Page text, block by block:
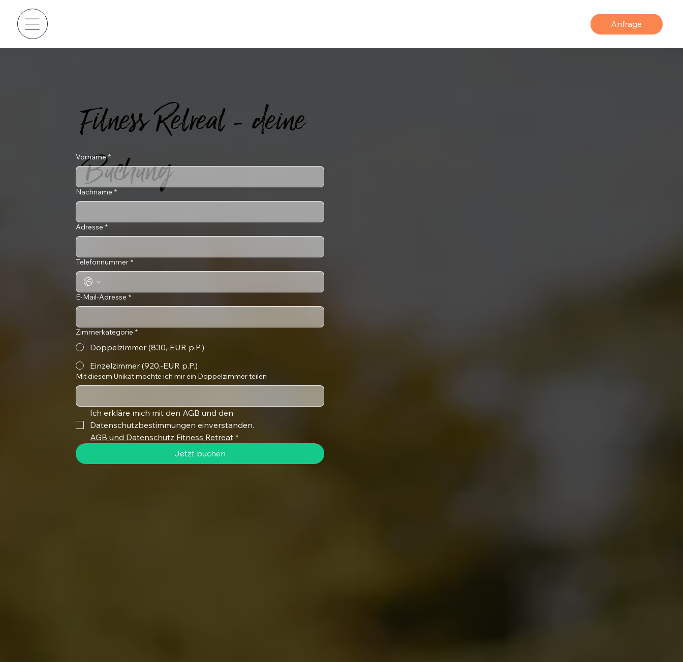
Anfrage
Fitness Retreat - deine
Buchung
Vorname *
Nachname *
Adresse *
Telefonnummer *
E-Mail-Adresse *
Zimmerkategorie *
Doppelzimmer (830,-EUR p.P.)
Einzelzimmer (920,-EUR p.P.)
Mit diesem Unikat möchte ich mir ein Doppelzimmer teilen
Ich erkläre mich mit den AGB und den
Datenschutzbestimmungen einverstanden.
AGB und Datenschutz Fitness Retreat *
Jetzt buchen